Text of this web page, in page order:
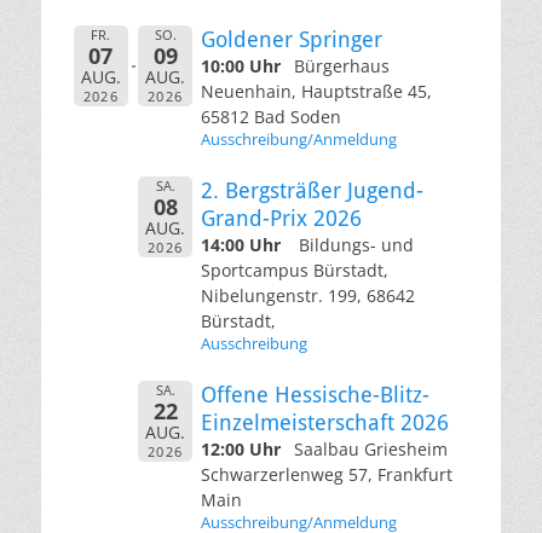
FR.
07
AUG.
2026
SO.
09
AUG.
2026
Goldener Springer
10:00 Uhr
Bürgerhaus
Neuenhain, Hauptstraße 45,
65812 Bad Soden
Ausschreibung/Anmeldung
SA.
08
AUG.
2026
2. Bergsträßer Jugend-
Grand-Prix 2026
14:00 Uhr
Bildungs- und
Sportcampus Bürstadt,
Nibelungenstr. 199, 68642
Bürstadt,
Ausschreibung
SA.
22
AUG.
2026
Offene Hessische-Blitz-
Einzelmeisterschaft 2026
12:00 Uhr Saalbau Griesheim
Schwarzerlenweg 57, Frankfurt
Main
Ausschreibung/Anmeldung